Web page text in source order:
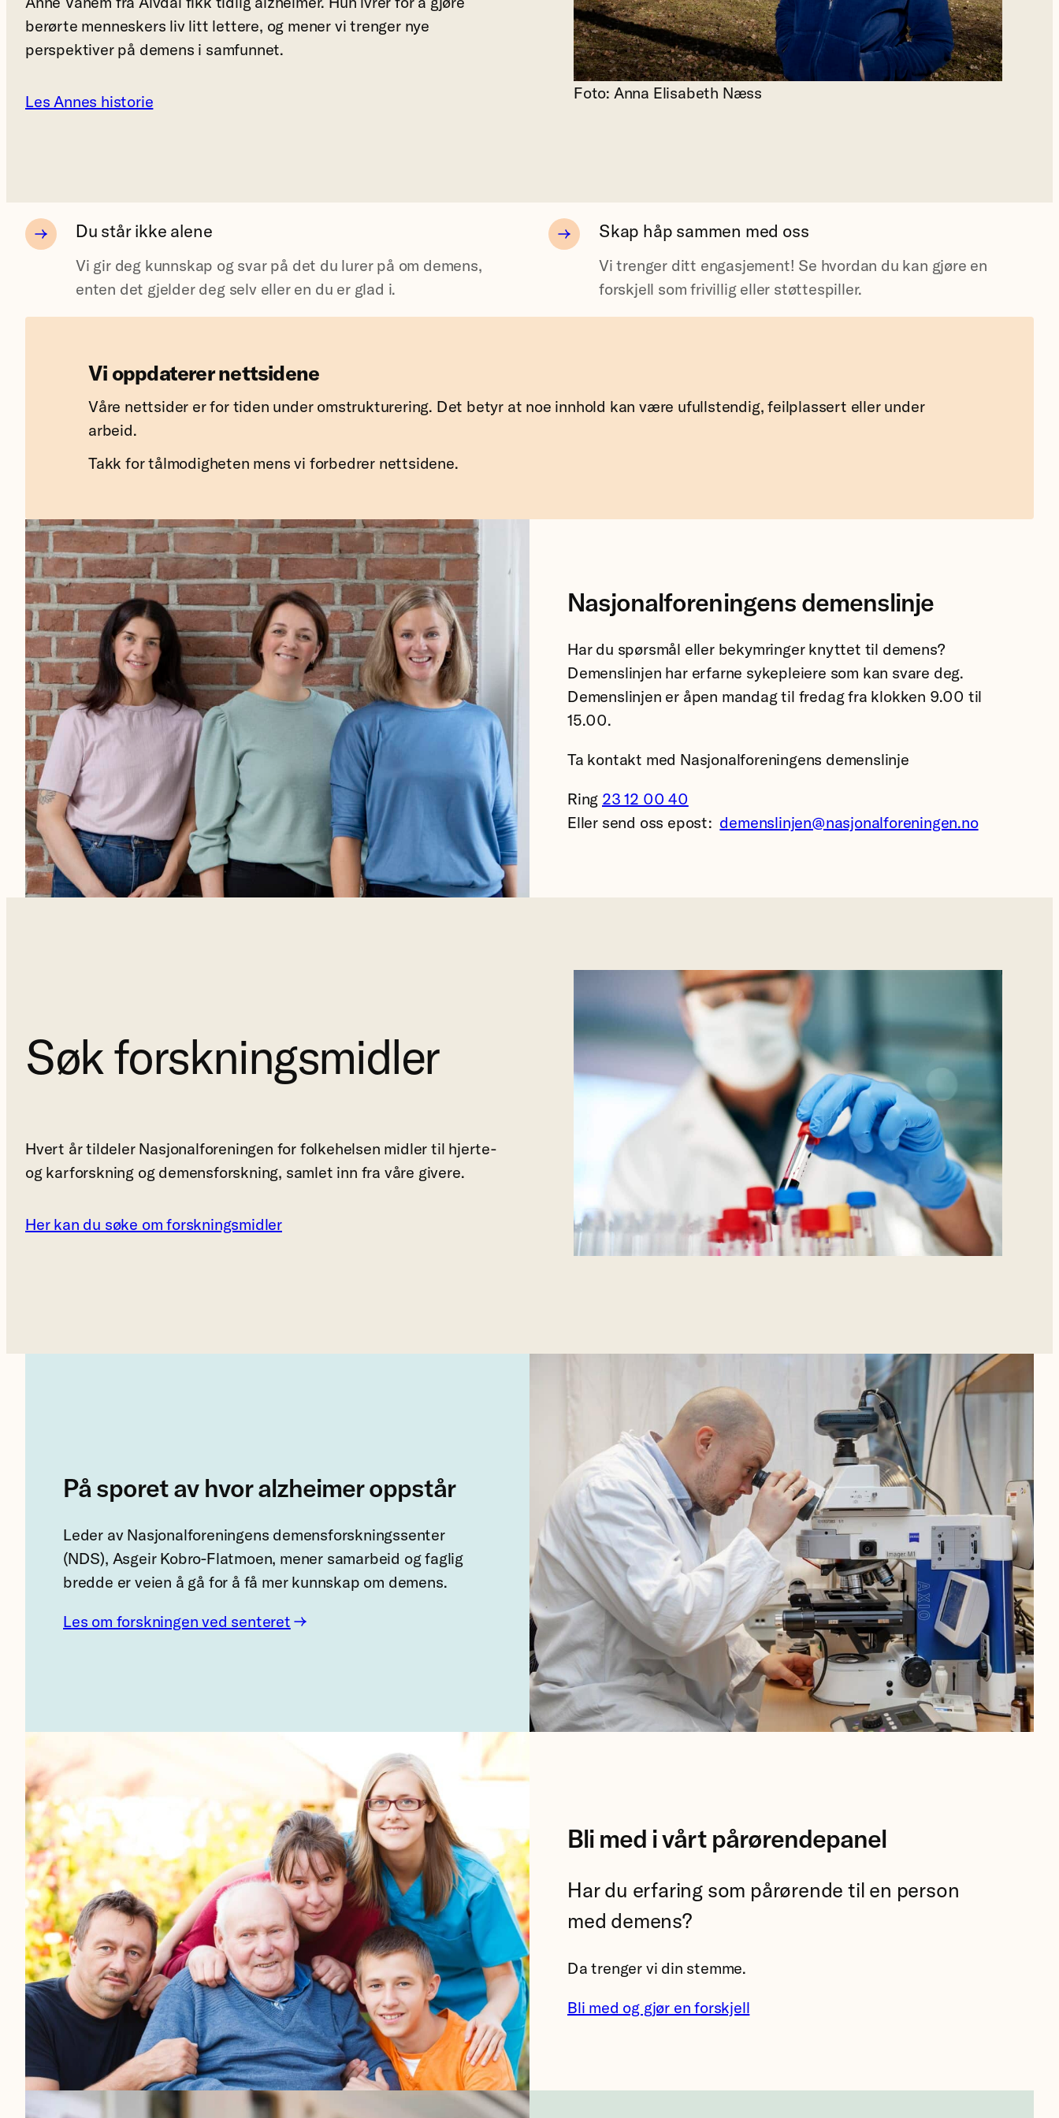
berørte menneskers liv litt lettere, og mener vi trenger nye
perspektiver på demens i samfunnet.
Les Annes historie Foto: Anna Elisabeth Næss
Du står ikke alene
Vi gir deg kunnskap og svar på det du lurer på om demens,
enten det gjelder deg selv eller en du er glad i.
Skap håp sammen med oss
Vi trenger ditt engasjement! Se hvordan du kan gjøre en
forskjell som frivillig eller støttespiller.
Vi oppdaterer nettsidene
Våre nettsider er for tiden under omstrukturering. Det betyr at noe innhold kan være ufullstendig, feilplassert eller under
arbeid.
Takk for tålmodigheten mens vi forbedrer nettsidene.
Demenslinjen,
Nasjonaforeningen.
Nasjonalforeningens demenslinje
Har du spørsmål eller bekymringer knyttet til demens?
Demenslinjen har erfarne sykepleiere som kan svare deg.
Demenslinjen er åpen mandag til fredag fra klokken 9.00 til
15.00.
Ta kontakt med Nasjonalforeningens demenslinje
Ring 23 12 00 40
Eller send oss epost: demenslinjen@nasjonalforeningen.no
Søk forskningsmidler
Hvert år tildeler Nasjonalforeningen for folkehelsen midler til hjerte-
og karforskning og demensforskning, samlet inn fra våre givere.
Her kan du søke om forskningsmidler
På sporet av hvor alzheimer oppstår
Leder av Nasjonalforeningens demensforskningssenter
(NDS), Asgeir Kobro-Flatmoen, mener samarbeid og faglig
bredde er veien å gå for å få mer kunnskap om demens.
Les om forskningen ved senteret
Caring
Bli med i vårt pårørendepanel
Har du erfaring som pårørende til en person
med demens?
Da trenger vi din stemme.
Bli med og gjør en forskjell